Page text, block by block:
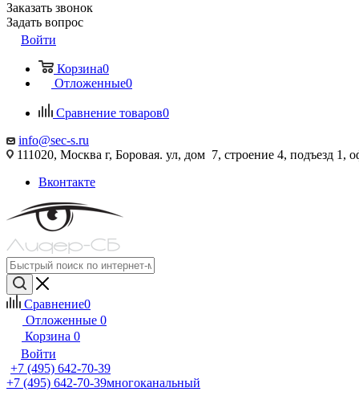
Заказать звонок
Задать вопрос
Войти
Корзина0
Отложенные0
Сравнение товаров0
info@sec-s.ru
111020, Москва г, Боровая. ул, дом 7, строение 4, подъезд 1,
Вконтакте
Сравнение0
Отложенные 0
Корзина 0
Войти
+7 (495) 642-70-39
+7 (495) 642-70-39многоканальный